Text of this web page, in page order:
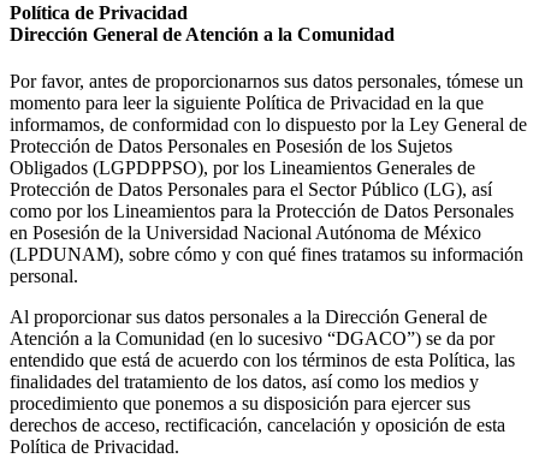
Política de Privacidad
Dirección General de Atención a la Comunidad
Por favor, antes de proporcionarnos sus datos personales, tómese un
momento para leer la siguiente Política de Privacidad en la que
informamos, de conformidad con lo dispuesto por la Ley General de
Protección de Datos Personales en Posesión de los Sujetos
Obligados (LGPDPPSO), por los Lineamientos Generales de
Protección de Datos Personales para el Sector Público (LG), así
como por los Lineamientos para la Protección de Datos Personales
en Posesión de la Universidad Nacional Autónoma de México
(LPDUNAM), sobre cómo y con qué fines tratamos su información
personal.
Al proporcionar sus datos personales a la Dirección General de
Atención a la Comunidad (en lo sucesivo “DGACO”) se da por
entendido que está de acuerdo con los términos de esta Política, las
finalidades del tratamiento de los datos, así como los medios y
procedimiento que ponemos a su disposición para ejercer sus
derechos de acceso, rectificación, cancelación y oposición de esta
Política de Privacidad.